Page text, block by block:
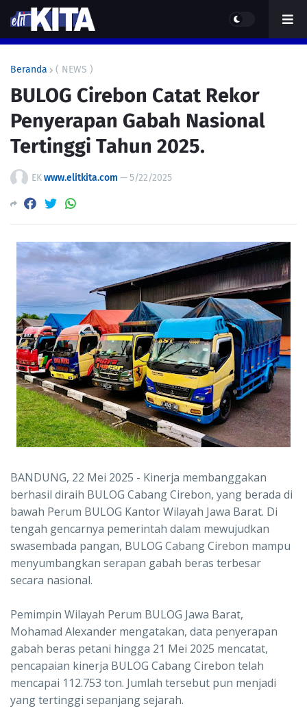
Beranda ( NEWS )
BULOG Cirebon Catat Rekor
Penyerapan Gabah Nasional
Tertinggi Tahun 2025.
EKwww.elitkita.com —5/22/2025
BANDUNG, 22 Mei 2025 - Kinerja membanggakan
berhasil diraih BULOG Cabang Cirebon, yang berada di
bawah Perum BULOG Kantor Wilayah Jawa Barat. Di
tengah gencarnya pemerintah dalam mewujudkan
swasembada pangan, BULOG Cabang Cirebon mampu
menyumbangkan serapan gabah beras terbesar
secara nasional.
Pemimpin Wilayah Perum BULOG Jawa Barat,
Mohamad Alexander mengatakan, data penyerapan
gabah beras petani hingga 21 Mei 2025 mencatat,
pencapaian kinerja BULOG Cabang Cirebon telah
mencapai 112.753 ton. Jumlah tersebut pun menjadi
yang tertinggi sepanjang sejarah.